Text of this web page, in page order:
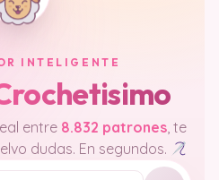
INTELIGENTE
entre 8.832 patrones, te
dudas. En segundos.